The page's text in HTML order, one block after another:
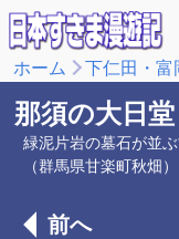
ホーム 下仁田・富
那須の大日堂
緑泥片岩の墓石が並ぶ
（群馬県甘楽町秋畑）
前へ